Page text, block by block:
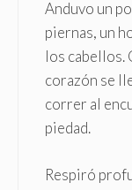
Anduvo un
piernas, un
los cabellos.
corazón se
correr al
piedad.
Respiró